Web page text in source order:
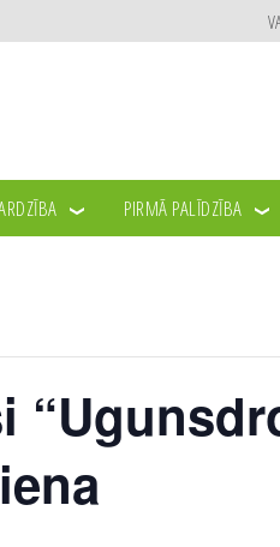
PIRMĀ PALĪDZĪBA